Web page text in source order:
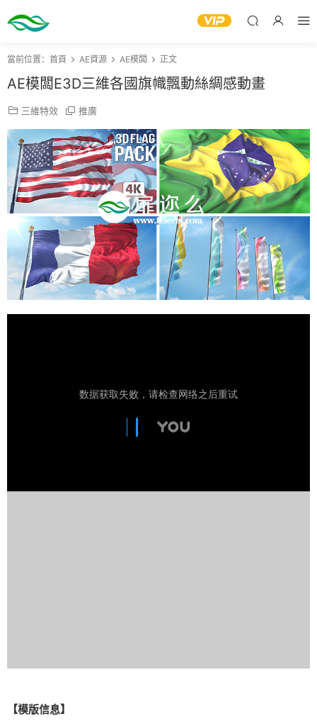
當前位置： 首頁 AE資源 AE模闆 正文
AE模闆E3D三維各國旗幟飄動絲綢感動畫
三維特效 推廣
【模版信息】